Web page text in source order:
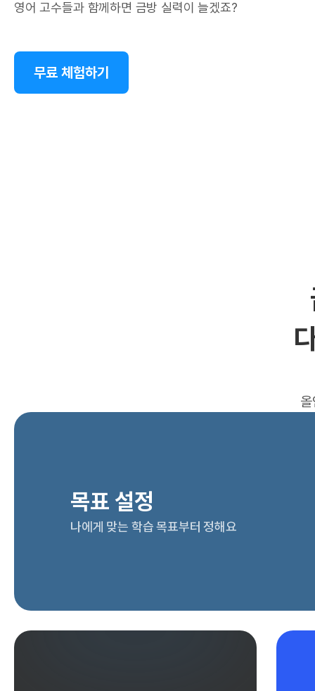
영어 고수들과 함께하면 금방 실력이 늘겠죠?
무료 체험하기
목표 설정
나에게 맞는 학습 목표부터 정해요